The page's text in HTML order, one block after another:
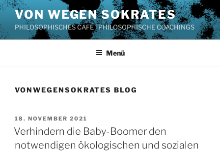
Zum
Inhalt
springen
VON WEGEN SOKRATES
PHILOSOPHISCHES CAFÉ | PHILOSOPHISCHE COACHINGS
Menü
VONWEGENSOKRATES BLOG
VERÖFFENTLICHT
AM
18. NOVEMBER 2021
Verhindern die Baby-Boomer den
notwendigen ökologischen und sozialen